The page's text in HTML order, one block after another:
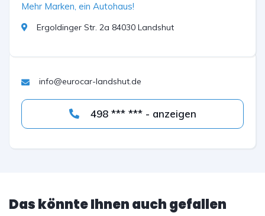
Mehr Marken, ein Autohaus!
Ergoldinger Str. 2a 84030 Landshut
info@eurocar-landshut.de
498 *** *** - anzeigen
Das könnte Ihnen auch gefallen